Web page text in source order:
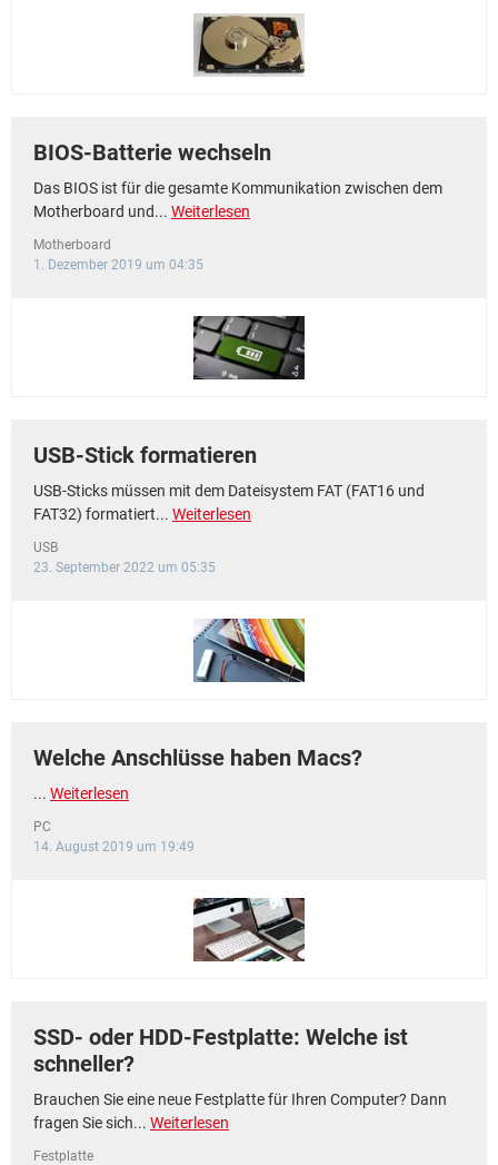
BIOS-Batterie wechseln
Das BIOS ist für die gesamte Kommunikation zwischen dem
Motherboard und... Weiterlesen
Motherboard
1. Dezember 2019 um 04:35
USB-Stick formatieren
USB-Sticks müssen mit dem Dateisystem FAT (FAT16 und
FAT32) formatiert... Weiterlesen
USB
23. September 2022 um 05:35
Welche Anschlüsse haben Macs?
... Weiterlesen
PC
14. August 2019 um 19:49
SSD- oder HDD-Festplatte: Welche ist
schneller?
Brauchen Sie eine neue Festplatte für Ihren Computer? Dann
fragen Sie sich... Weiterlesen
Festplatte